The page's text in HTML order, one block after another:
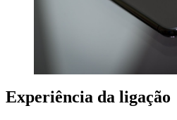
Experiência da ligação